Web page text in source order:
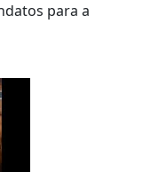
para a